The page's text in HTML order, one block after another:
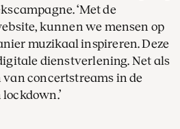
‘Met de
kunnen we mensen op
muzikaal inspireren. Deze
dienstverlening. Net als
concertstreams in de